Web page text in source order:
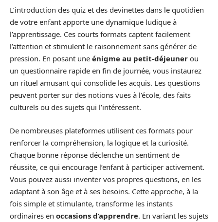
L’introduction des quiz et des devinettes dans le quotidien
de votre enfant apporte une dynamique ludique à
l’apprentissage. Ces courts formats captent facilement
l’attention et stimulent le raisonnement sans générer de
pression. En posant une énigme au petit-déjeuner ou
un questionnaire rapide en fin de journée, vous instaurez
un rituel amusant qui consolide les acquis. Les questions
peuvent porter sur des notions vues à l’école, des faits
culturels ou des sujets qui l’intéressent.
De nombreuses plateformes utilisent ces formats pour
renforcer la compréhension, la logique et la curiosité.
Chaque bonne réponse déclenche un sentiment de
réussite, ce qui encourage l’enfant à participer activement.
Vous pouvez aussi inventer vos propres questions, en les
adaptant à son âge et à ses besoins. Cette approche, à la
fois simple et stimulante, transforme les instants
ordinaires en occasions d’apprendre. En variant les sujets